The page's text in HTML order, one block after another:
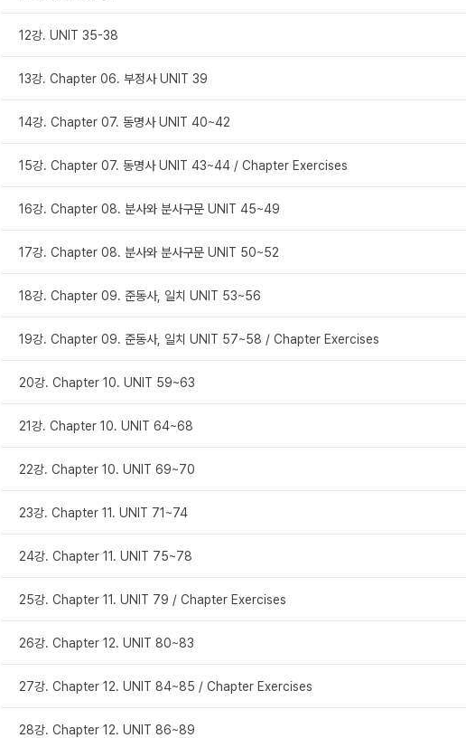
12강. UNIT 35-38
13강. Chapter 06. 부정사 UNIT 39
14강. Chapter 07. 동명사 UNIT 40~42
15강. Chapter 07. 동명사 UNIT 43~44 / Chapter Exercises
16강. Chapter 08. 분사와 분사구문 UNIT 45~49
17강. Chapter 08. 분사와 분사구문 UNIT 50~52
18강. Chapter 09. 준동사, 일치 UNIT 53~56
19강. Chapter 09. 준동사, 일치 UNIT 57~58 / Chapter Exercises
20강. Chapter 10. UNIT 59~63
21강. Chapter 10. UNIT 64~68
22강. Chapter 10. UNIT 69~70
23강. Chapter 11. UNIT 71~74
24강. Chapter 11. UNIT 75~78
25강. Chapter 11. UNIT 79 / Chapter Exercises
26강. Chapter 12. UNIT 80~83
27강. Chapter 12. UNIT 84~85 / Chapter Exercises
28강. Chapter 12. UNIT 86~89